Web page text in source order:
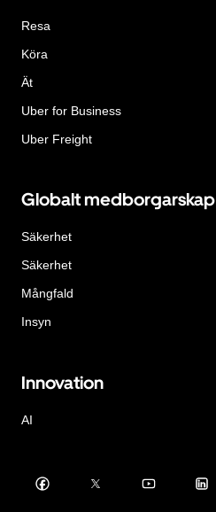
Resa
Köra
Ät
Uber for Business
Uber Freight
Globalt medborgarskap
Säkerhet
Säkerhet
Mångfald
Insyn
Innovation
AI